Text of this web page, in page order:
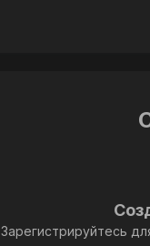
Зарегистрируйтесь